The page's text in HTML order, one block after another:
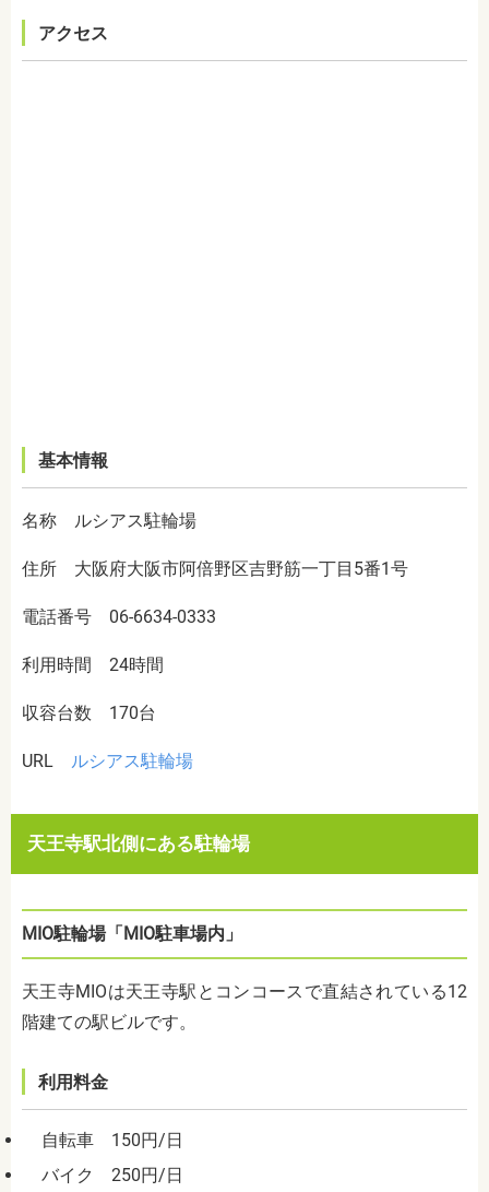
アクセス
基本情報
名称 ルシアス駐輪場
住所 大阪府大阪市阿倍野区吉野筋一丁目5番1号
電話番号 06-6634-0333
利用時間 24時間
収容台数 170台
URL ルシアス駐輪場
天王寺駅北側にある駐輪場
MIO駐輪場「MIO駐車場内」
天王寺MIOは天王寺駅とコンコースで直結されている12
階建ての駅ビルです。
利用料金
自転車 150円/日
バイク 250円/日